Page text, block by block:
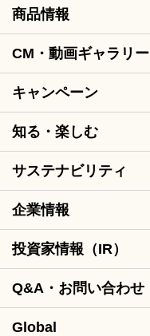
商品情報
CM・動画ギャラリー
キャンペーン
知る・楽しむ
サステナビリティ
企業情報
投資家情報（IR）
Q&A・お問い合わせ
Global